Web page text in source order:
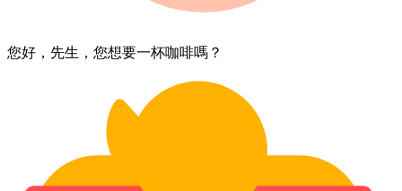
您好，​先生，​您​想要​一杯​咖啡​嗎？